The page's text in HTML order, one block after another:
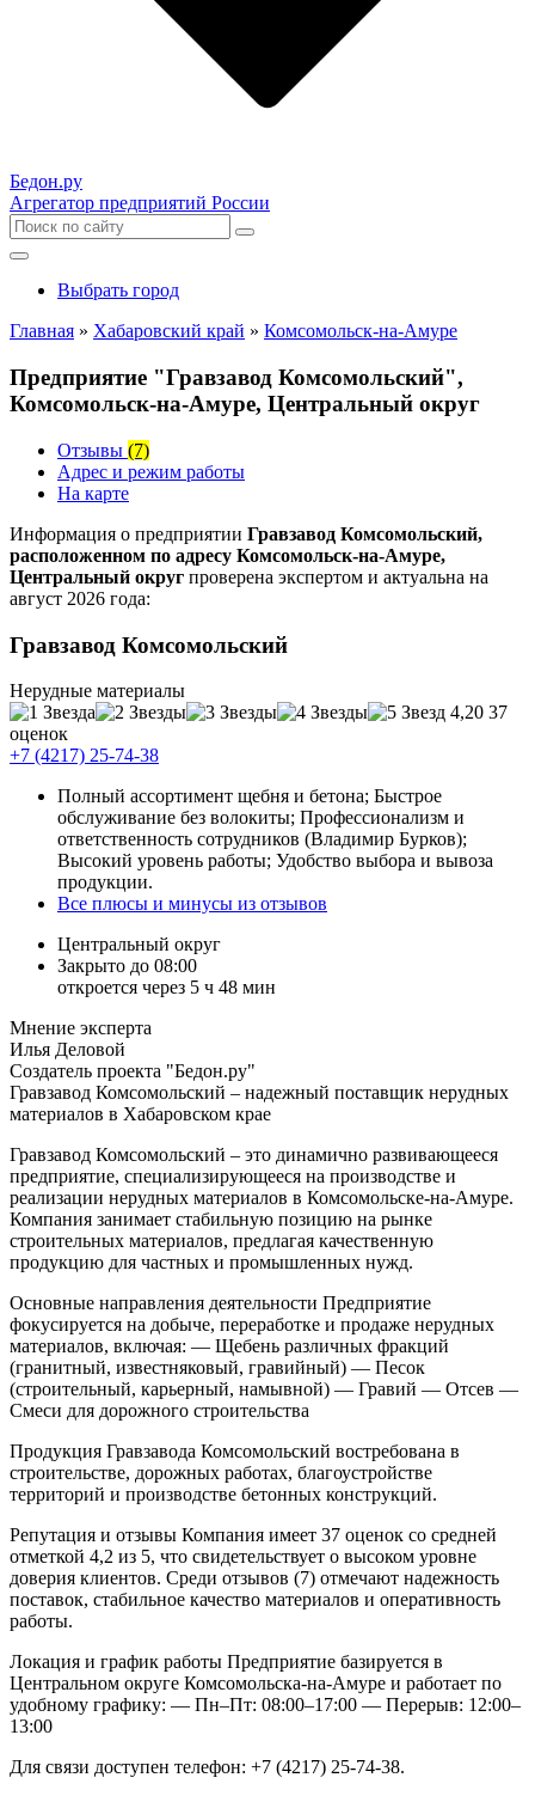
Бедон.ру
Агрегатор предприятий России
Выбрать город
Главная » Хабаровский край » Комсомольск-на-Амуре
Предприятие "Гравзавод Комсомольский",
Комсомольск-на-Амуре, Центральный округ
Отзывы (7)
Адрес и режим работы
На карте
Информация о предприятии Гравзавод Комсомольский,
расположенном по адресу Комсомольск-на-Амуре,
Центральный округ проверена экспертом и актуальна на
август 2026 года:
Гравзавод Комсомольский
Нерудные материалы
4,20 37
оценок
+7 (4217) 25-74-38
Полный ассортимент щебня и бетона; Быстрое
обслуживание без волокиты; Профессионализм и
ответственность сотрудников (Владимир Бурков);
Высокий уровень работы; Удобство выбора и вывоза
продукции.
Все плюсы и минусы из отзывов
Центральный округ
Закрыто до 08:00
откроется через 5 ч 48 мин
Мнение эксперта
Илья Деловой
Создатель проекта "Бедон.ру"
Гравзавод Комсомольский – надежный поставщик нерудных
материалов в Хабаровском крае
Гравзавод Комсомольский – это динамично развивающееся
предприятие, специализирующееся на производстве и
реализации нерудных материалов в Комсомольске-на-Амуре.
Компания занимает стабильную позицию на рынке
строительных материалов, предлагая качественную
продукцию для частных и промышленных нужд.
Основные направления деятельности Предприятие
фокусируется на добыче, переработке и продаже нерудных
материалов, включая: — Щебень различных фракций
(гранитный, известняковый, гравийный) — Песок
(строительный, карьерный, намывной) — Гравий — Отсев —
Смеси для дорожного строительства
Продукция Гравзавода Комсомольский востребована в
строительстве, дорожных работах, благоустройстве
территорий и производстве бетонных конструкций.
Репутация и отзывы Компания имеет 37 оценок со средней
отметкой 4,2 из 5, что свидетельствует о высоком уровне
доверия клиентов. Среди отзывов (7) отмечают надежность
поставок, стабильное качество материалов и оперативность
работы.
Локация и график работы Предприятие базируется в
Центральном округе Комсомольска-на-Амуре и работает по
удобному графику: — Пн–Пт: 08:00–17:00 — Перерыв: 12:00–
13:00
Для связи доступен телефон: +7 (4217) 25-74-38.